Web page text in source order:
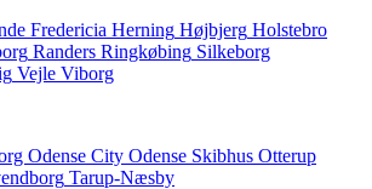
Fredericia Herning Højbjerg Holstebro
Randers Ringkøbing Silkeborg
Vejle Viborg
Odense City Odense Skibhus Otterup
Tarup-Næsby